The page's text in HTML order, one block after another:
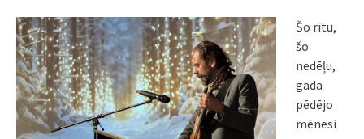
Šo rītu,
šo
nedēļu,
gada
pēdējo
mēnesi